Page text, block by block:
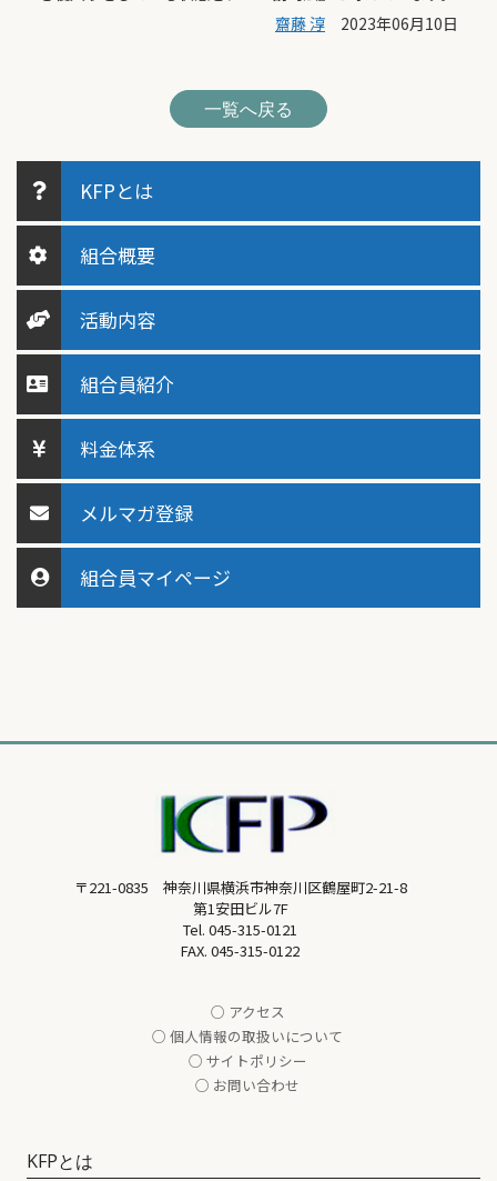
齋藤 淳 2023年06月10日
一覧へ戻る
KFPとは
組合概要
活動内容
組合員紹介
料金体系
メルマガ登録
組合員マイページ
〒221-0835 神奈川県横浜市神奈川区鶴屋町2-21-8
第1安田ビル7F
Tel. 045-315-0121
FAX. 045-315-0122
○ アクセス
○ 個人情報の取扱いについて
○ サイトポリシー
○ お問い合わせ
KFPとは